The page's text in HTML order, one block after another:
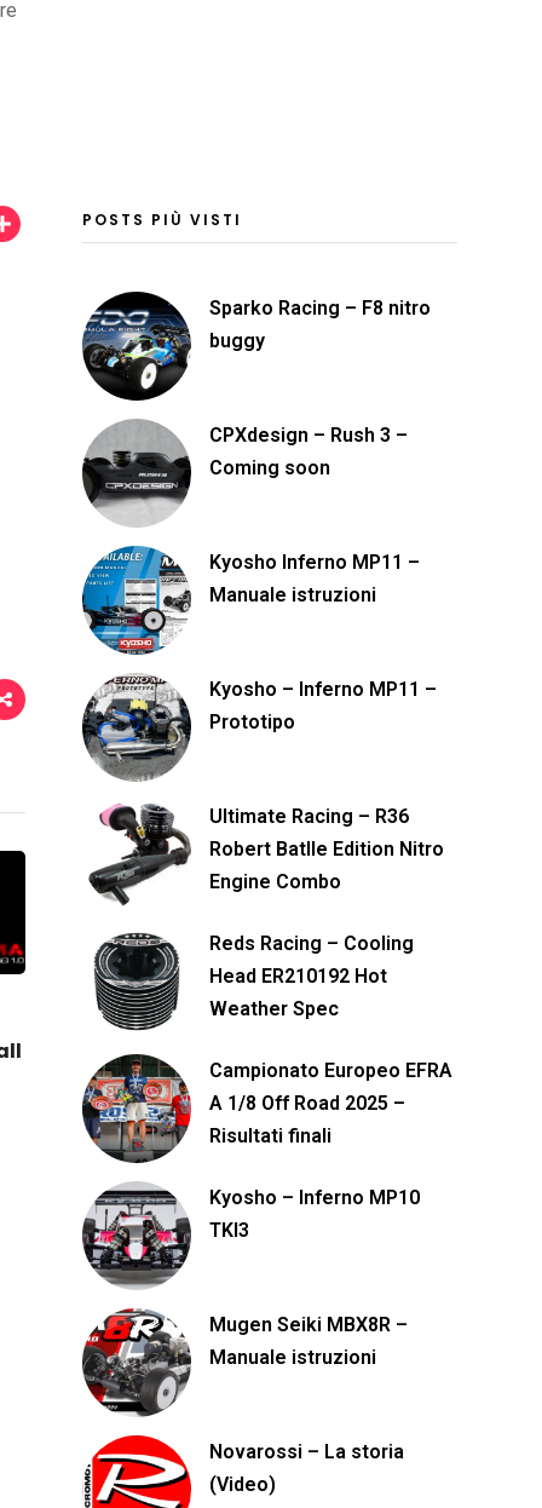
C
POSTS PIÙ VISTI
Sparko Racing – F8 nitro
buggy
CPXdesign – Rush 3 –
Coming soon
Kyosho Inferno MP11 –
Manuale istruzioni
Kyosho – Inferno MP11 –
Prototipo
Ultimate Racing – R36
Robert Batlle Edition Nitro
Engine Combo
Reds Racing – Cooling
Head ER210192 Hot
Weather Spec
Campionato Europeo EFRA
A 1/8 Off Road 2025 –
Risultati finali
Kyosho – Inferno MP10
TKI3
Mugen Seiki MBX8R –
Manuale istruzioni
Novarossi – La storia
(Video)